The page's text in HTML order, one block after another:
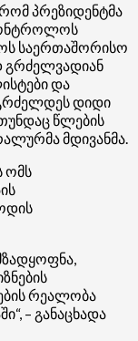
რომ პრეზიდენტმა
საერთაშორისო
გრძელვადიან
და
დიდი
წლების
მდივანმა.
ომს
რეალობა
– განაცხადა